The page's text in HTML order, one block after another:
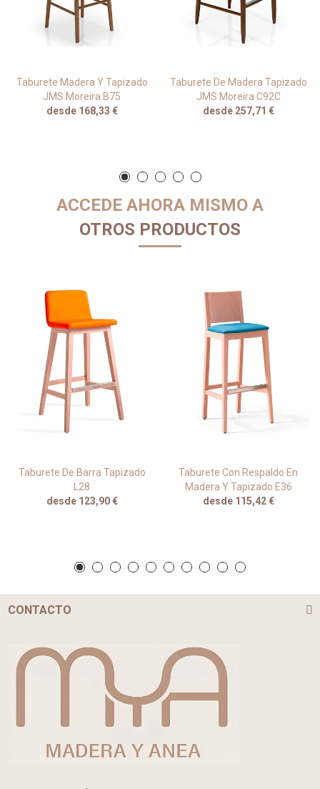
Taburete Madera Y Tapizado
JMS Moreira B75
desde 168,33 €
Taburete De Madera Tapizado
JMS Moreira C92C
desde 257,71 €
ACCEDE AHORA MISMO A
OTROS PRODUCTOS
Taburete De Barra Tapizado
L28
desde 123,90 €
Taburete Con Respaldo En
Madera Y Tapizado E36
desde 115,42 €
CONTACTO